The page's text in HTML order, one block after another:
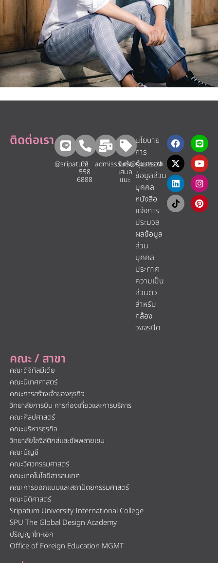
คณะ / สาขา
คณะดิจิทัลมีเดีย
คณะนิเทศศาสตร์
คณะการสร้างเจ้าของธุรกิจ
วิทยาลัยการบิน การท่องเที่ยวและการบริการ
คณะศิลปศาสตร์
คณะบริหารธุรกิจ
วิทยาลัยโลจิสติกส์และซัพพลายเชน
คณะบัญชี
คณะวิศวกรรมศาสตร์
คณะเทคโนโลยีสารสนเทศ
คณะการออกแบบและสถาปัตยกรรมศาสตร์
คณะนิติศาสตร์
Sripatum University International College
SPU The Global Design Academy
ปริญญาโท-เอก
Office of Foreign Education MGMT
ติดต่อเรา
@sripatum
02
558
6888
admissions@spu.ac.th
รับข้อ
เสนอ
แนะ​
นโยบาย
การ
คุ้มครอง
ข้อมูลส่วน
บุคคล
หนังสือ
แจ้งการ
ประมวล
ผลข้อมูล
ส่วน
บุคคล
ประกาศ
ความเป็น
ส่วนตัว
สำหรับ
กล้อง
วงจรปิด